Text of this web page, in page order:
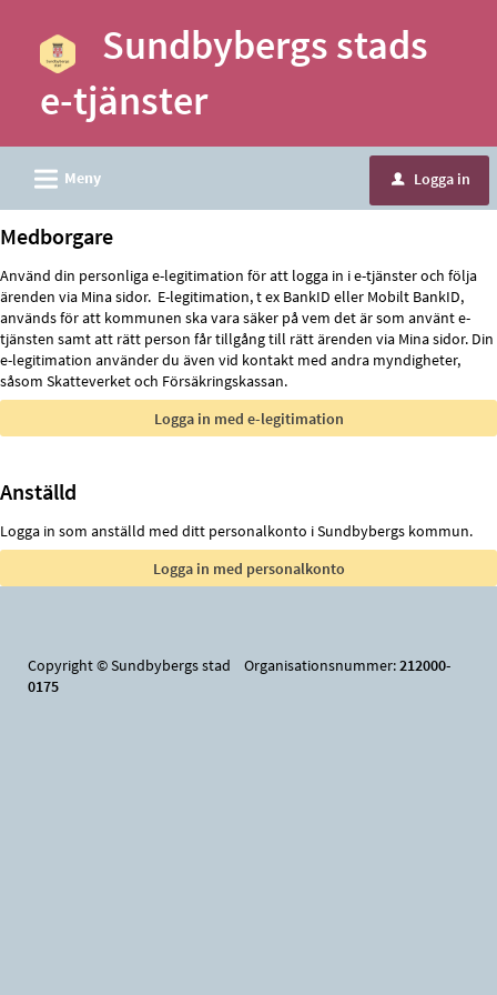
tjänster
Sundbybergs
Sundbybergs stads
e-tjänster
L Meny u Logga in
Medborgare
Använd din personliga e-legitimation för att logga in i e-tjänster och följa
ärenden via Mina sidor. E-legitimation, t ex BankID eller Mobilt BankID,
används för att kommunen ska vara säker på vem det är som använt e-
tjänsten samt att rätt person får tillgång till rätt ärenden via Mina sidor. Din
e-legitimation använder du även vid kontakt med andra myndigheter,
såsom Skatteverket och Försäkringskassan.
Anställd
Logga in som anställd med ditt personalkonto i Sundbybergs kommun.
Copyright © Sundbybergs stad Organisationsnummer:212000-
0175